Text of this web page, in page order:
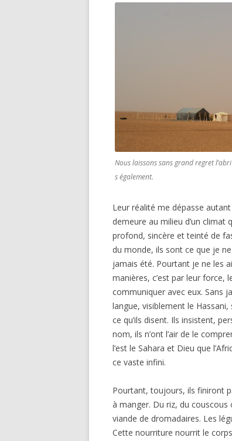
Nous laissons sans grand regret
s également.
Leur réalité me dépasse
demeure au milieu d’un
profond, sincère et teinté de
du monde, ils sont ce que je
jamais été. Pourtant je ne les
manières, c’est par leur force,
communiquer avec eux. Sans
langue, visiblement le
ce qu’ils disent. Ils insistent,
nom, ils n’ont l’air de le
l’est le Sahara et Dieu que
ce vaste infini.
Pourtant, toujours, ils finiront
à manger. Du riz, du couscous
viande de dromadaires. Les
Cette nourriture nourrit le